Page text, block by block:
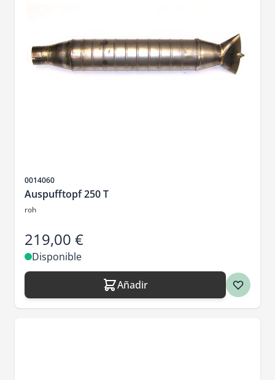
SKU
0014060
Auspufftopf 250 T
roh
219,00 €
Disponible
Añadir